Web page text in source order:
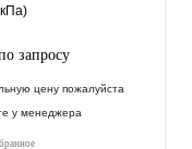
запросу
цену пожалуйста
у менеджера